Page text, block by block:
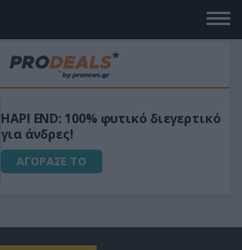
Μεταμόρφωσε τον κήπο σου με το
Ultra Box Μίνι Αλυσοπρίονο με
μπαταρία λιθίου
ΑΓΟΡΑΣΕ ΤΟ